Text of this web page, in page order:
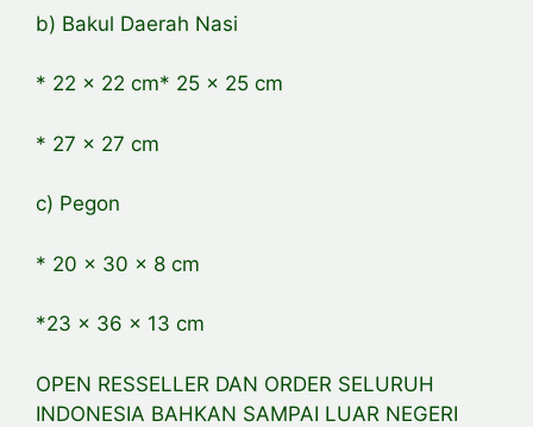
b) Bakul Daerah Nasi
* 22 x 22 cm* 25 x 25 cm
* 27 x 27 cm
c) Pegon
* 20 x 30 x 8 cm
*23 x 36 x 13 cm
OPEN RESSELLER DAN ORDER SELURUH
INDONESIA BAHKAN SAMPAI LUAR NEGERI